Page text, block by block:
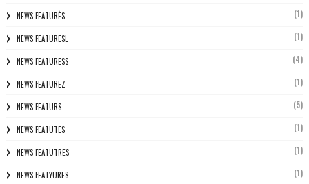
NEWS FEATURÈS (1)
NEWS FEATURESL (1)
NEWS FEATURESS (4)
NEWS FEATUREZ (1)
NEWS FEATURS (5)
NEWS FEATUTES (1)
NEWS FEATUTRES (1)
NEWS FEATYURES (1)